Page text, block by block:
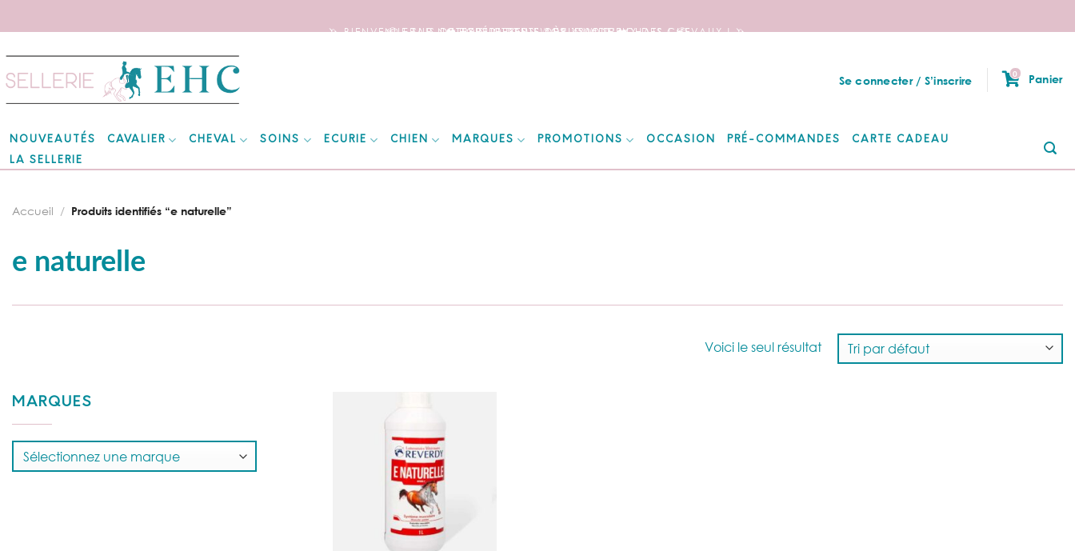
🦄 BIENVENUE SUR NOTRE SITE DEDIE AUX AMOUREUX DES CHEVAUX ! 🦄
📦 FRAIS DE PORT OFFERTS DÈS 150€ D’ACHATS ! 📦
❤️ EXPÉDITIONS WORLDWIDE ❤️
to
content
Se connecter / S’inscrire
0 Panier
NOUVEAUTÉS CAVALIER CHEVAL SOINS ECURIE CHIEN MARQUES PROMOTIONS OCCASION PRÉ-COMMANDES
CARTE CADEAU
LA SELLERIE
e naturelle
Accueil / Produits identifiés “e naturelle”
Voici le seul résultat
MARQUES